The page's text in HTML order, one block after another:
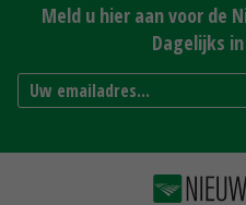
Meld u hier aan voor de
Dagelijks